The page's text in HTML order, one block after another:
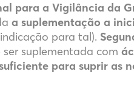
para a Vigilância da
a suplementação a
para tal).
suplementada com
para suprir as